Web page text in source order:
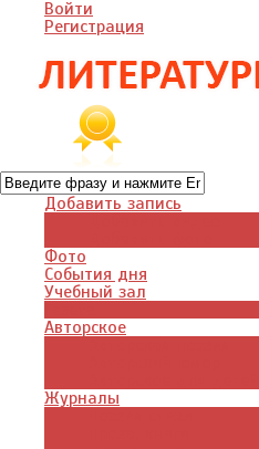
Войти
Регистрация
Добавить запись
Фото
События дня
Учебный зал
Авторское
Журналы